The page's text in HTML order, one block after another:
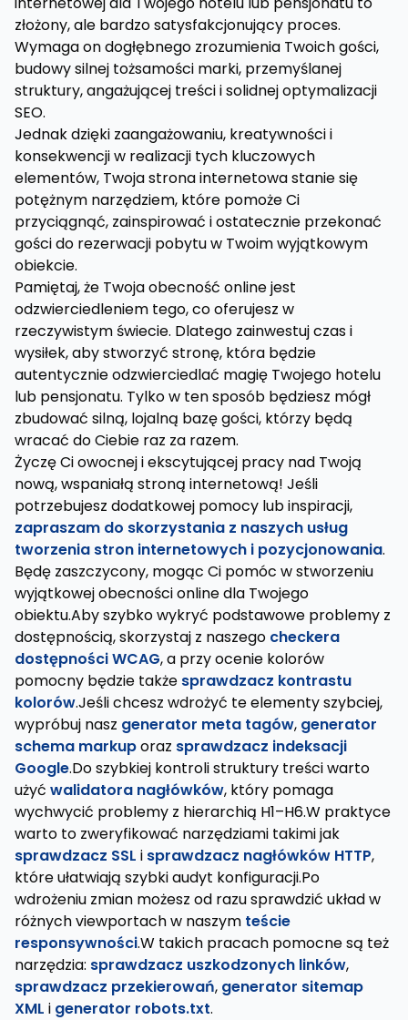
złożony, ale bardzo satysfakcjonujący proces.
Wymaga on dogłębnego zrozumienia Twoich gości,
budowy silnej tożsamości marki, przemyślanej
struktury, angażującej treści i solidnej optymalizacji
SEO.
Jednak dzięki zaangażowaniu, kreatywności i
konsekwencji w realizacji tych kluczowych
elementów, Twoja strona internetowa stanie się
potężnym narzędziem, które pomoże Ci
przyciągnąć, zainspirować i ostatecznie przekonać
gości do rezerwacji pobytu w Twoim wyjątkowym
obiekcie.
Pamiętaj, że Twoja obecność online jest
odzwierciedleniem tego, co oferujesz w
rzeczywistym świecie. Dlatego zainwestuj czas i
wysiłek, aby stworzyć stronę, która będzie
autentycznie odzwierciedlać magię Twojego hotelu
lub pensjonatu. Tylko w ten sposób będziesz mógł
zbudować silną, lojalną bazę gości, którzy będą
wracać do Ciebie raz za razem.
Życzę Ci owocnej i ekscytującej pracy nad Twoją
nową, wspaniałą stroną internetową! Jeśli
potrzebujesz dodatkowej pomocy lub inspiracji,
zapraszam do skorzystania z naszych usług
tworzenia stron internetowych i pozycjonowania.
Będę zaszczycony, mogąc Ci pomóc w stworzeniu
wyjątkowej obecności online dla Twojego
obiektu.Aby szybko wykryć podstawowe problemy z
dostępnością, skorzystaj z naszego checkera
dostępności WCAG, a przy ocenie kolorów
pomocny będzie także sprawdzacz kontrastu
kolorów.Jeśli chcesz wdrożyć te elementy szybciej,
wypróbuj nasz generator meta tagów, generator
schema markuporaz sprawdzacz indeksacji
Google.Do szybkiej kontroli struktury treści warto
użyć walidatora nagłówków, który pomaga
wychwycić problemy z hierarchią H1–H6.W praktyce
warto to zweryfikować narzędziami takimi jak
sprawdzacz SSL i sprawdzacz nagłówków HTTP,
które ułatwiają szybki audyt konfiguracji.Po
wdrożeniu zmian możesz od razu sprawdzić układ w
różnych viewportach w naszym teście
responsywności.W takich pracach pomocne są też
narzędzia: sprawdzacz uszkodzonych linków,
sprawdzacz przekierowań, generator sitemap
XML i generator robots.txt.